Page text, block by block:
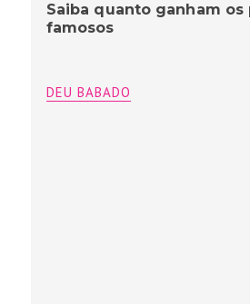
Saiba quanto ganham os
famosos
DEU BABADO